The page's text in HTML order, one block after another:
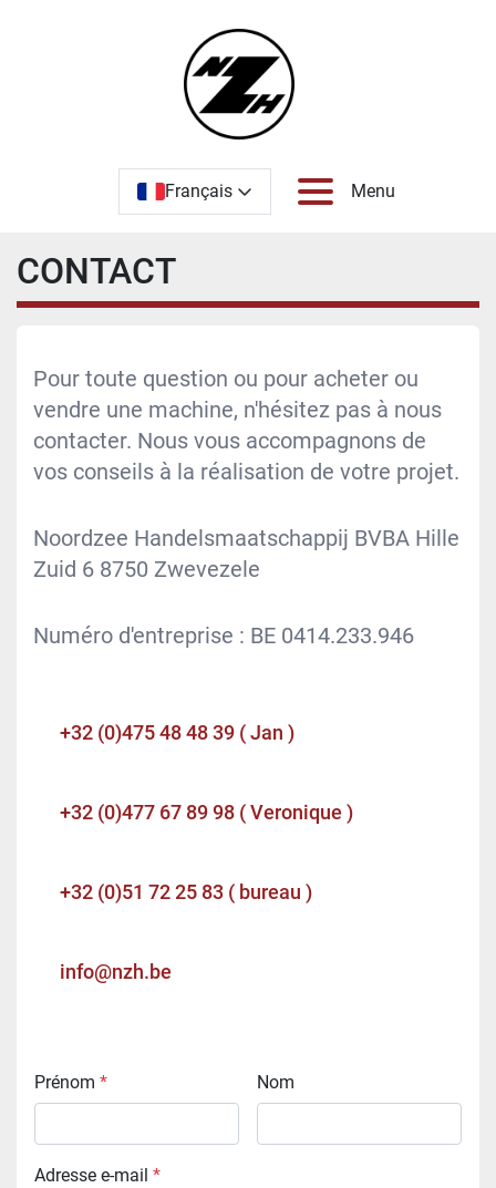
Français Menu
CONTACT
Pour toute question ou pour acheter ou
vendre une machine, n'hésitez pas à nous
contacter. Nous vous accompagnons de
vos conseils à la réalisation de votre projet.
Noordzee Handelsmaatschappij BVBA Hille
Zuid 6 8750 Zwevezele
Numéro d'entreprise : BE 0414.233.946
+32 (0)475 48 48 39 ( Jan )
+32 (0)477 67 89 98 ( Veronique )
+32 (0)51 72 25 83 ( bureau )
info@nzh.be
Prénom * Nom
Adresse e-mail *